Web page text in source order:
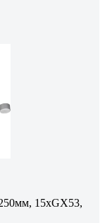
15хGX53,